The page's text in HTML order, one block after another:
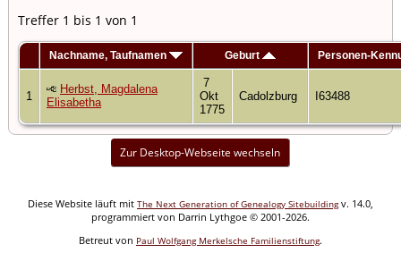
Treffer 1 bis 1 von 1
Nachname, Taufnamen Geburt Personen-
1
Herbst, Magdalena
Elisabetha
7
Okt
1775
Cadolzburg I63488
Zur Desktop-Webseite wechseln
Diese Website läuft mit The Next Generation of Genealogy Sitebuildingv. 14.0,
programmiert von Darrin Lythgoe © 2001-2026.
Betreut von Paul Wolfgang Merkelsche Familienstiftung.